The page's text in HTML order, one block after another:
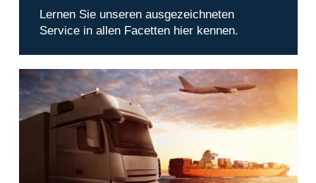
Lernen Sie unseren ausgezeichneten
Service in allen Facetten hier kennen.
Transporte